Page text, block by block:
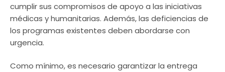
cumplir sus compromisos de apoyo a las iniciativas
médicas y humanitarias. Además, las deficiencias de
los programas existentes deben abordarse con
urgencia.
Como mínimo, es necesario garantizar la entrega